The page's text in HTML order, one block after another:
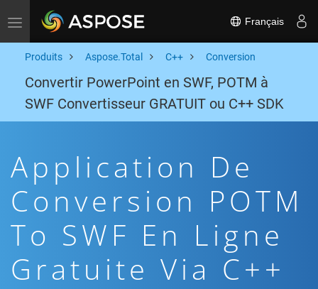
Toggle navigation Français
Produits Aspose.Total C++ Conversion
Convertir PowerPoint en SWF, POTM à
SWF Convertisseur GRATUIT ou C++ SDK
Application De
Conversion POTM
To SWF En Ligne
Gratuite Via C++